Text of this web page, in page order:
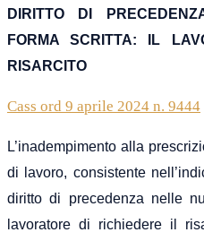
DIRITTO DI
FORMA SCRITTA: IL
RISARCITO
Cass ord 9 aprile 2024 n. 9444
L’inadempimento alla
di lavoro, consistente
diritto di precedenza nelle
lavoratore di richiedere il